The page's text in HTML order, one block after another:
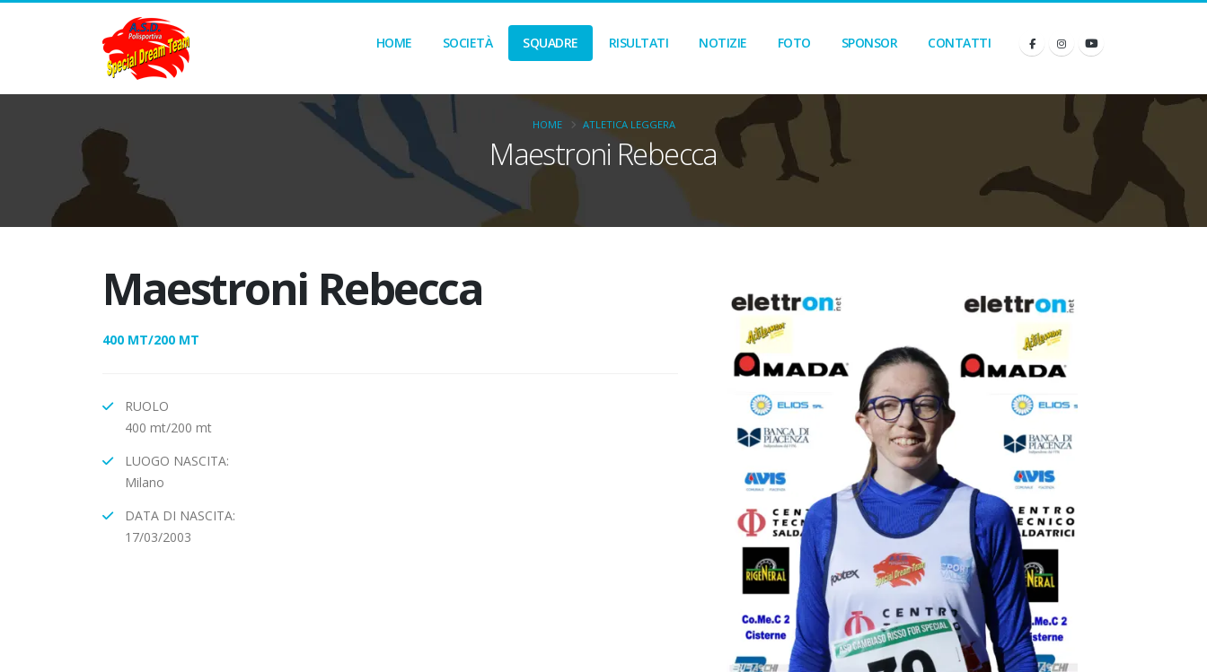
HOME SOCIETÀ SQUADRE RISULTATI NOTIZIE FOTO SPONSOR CONTATTI
Maestroni Rebecca
HOME ATLETICA LEGGERA
Maestroni Rebecca
400 MT/200 MT
RUOLO
400 mt/200 mt
LUOGO NASCITA:
Milano
DATA DI NASCITA:
17/03/2003